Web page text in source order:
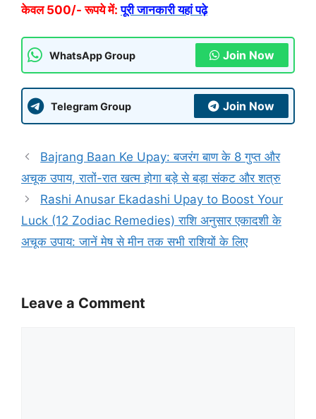
केवल 500/- रूपये में: पूरी जानकारी यहां पढ़े
WhatsApp Group Join Now
Telegram Group Join Now
Bajrang Baan Ke Upay: बजरंग बाण के 8 गुप्त और
अचूक उपाय, रातों-रात खत्म होगा बड़े से बड़ा संकट और शत्रु
Rashi Anusar Ekadashi Upay to Boost Your
Luck (12 Zodiac Remedies) राशि अनुसार एकादशी के
अचूक उपाय: जानें मेष से मीन तक सभी राशियों के लिए
Leave a Comment